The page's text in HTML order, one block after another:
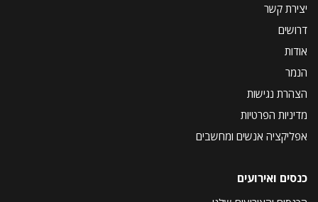
יצירת קשר
דרושים
אודות
הנמר
הצהרת נגישות
מדיניות הפרטיות
אפליקציה אנשים ומחשבים
כנסים ואירועים